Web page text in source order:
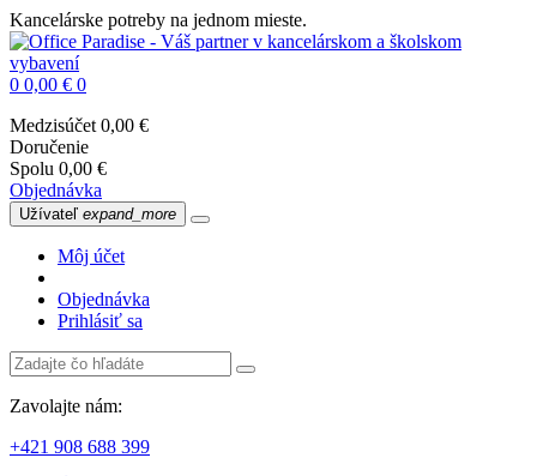
Kancelárske potreby na jednom mieste.
0 0,00 € 0
Medzisúčet 0,00 €
Doručenie
Spolu 0,00 €
Objednávka
Užívateľ expand_more
Môj účet
Objednávka
Prihlásiť sa
Zavolajte nám:
+421 908 688 399